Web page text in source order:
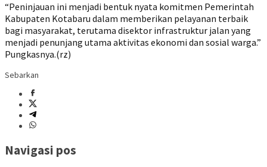
“Peninjauan ini menjadi bentuk nyata komitmen Pemerintah
Kabupaten Kotabaru dalam memberikan pelayanan terbaik
bagi masyarakat, terutama disektor infrastruktur jalan yang
menjadi penunjang utama aktivitas ekonomi dan sosial warga.”
Pungkasnya.(rz)
Sebarkan
Navigasi pos